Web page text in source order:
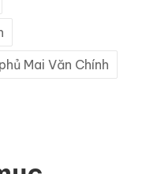
Mai Văn Chính